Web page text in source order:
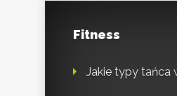
Fitness
Jakie typy tańca